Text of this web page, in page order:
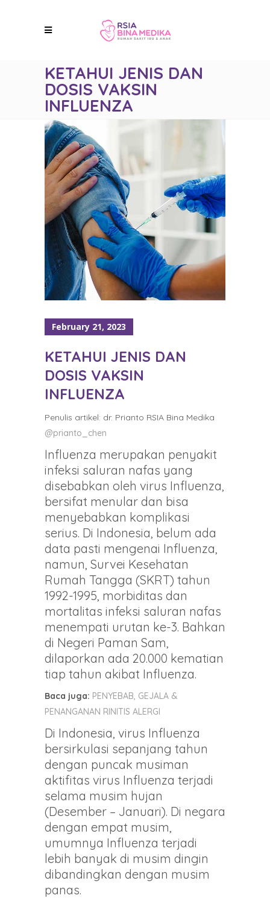
KETAHUI JENIS DAN
DOSIS VAKSIN
INFLUENZA
February 21, 2023
KETAHUI JENIS DAN
DOSIS VAKSIN
INFLUENZA
Penulis artikel: dr. Prianto RSIA Bina Medika
@prianto_chen
Influenza merupakan penyakit
infeksi saluran nafas yang
disebabkan oleh virus Influenza,
bersifat menular dan bisa
menyebabkan komplikasi
serius. Di Indonesia, belum ada
data pasti mengenai Influenza,
namun, Survei Kesehatan
Rumah Tangga (SKRT) tahun
1992-1995, morbiditas dan
mortalitas infeksi saluran nafas
menempati urutan ke-3. Bahkan
di Negeri Paman Sam,
dilaporkan ada 20.000 kematian
tiap tahun akibat Influenza.
Baca juga: PENYEBAB, GEJALA &
PENANGANAN RINITIS ALERGI
Di Indonesia, virus Influenza
bersirkulasi sepanjang tahun
dengan puncak musiman
aktifitas virus Influenza terjadi
selama musim hujan
(Desember – Januari). Di negara
dengan empat musim,
umumnya Influenza terjadi
lebih banyak di musim dingin
dibandingkan dengan musim
panas.